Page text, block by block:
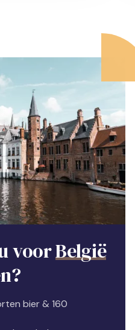
voorBelgië
bier & 160